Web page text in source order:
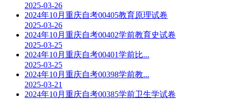
2025-03-26
2024年10月重庆自考00405教育原理试卷
2025-03-26
2024年10月重庆自考00402学前教育史试卷
2025-03-25
2024年10月重庆自考00401学前比...
2025-03-25
2024年10月重庆自考00398学前教...
2025-03-21
2024年10月重庆自考00385学前卫生学试卷